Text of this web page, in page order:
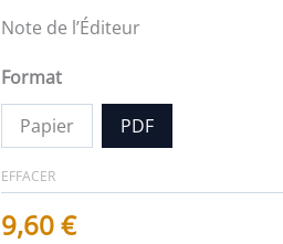
Note de l’Éditeur
Format
Papier PDF
EFFACER
9,60€